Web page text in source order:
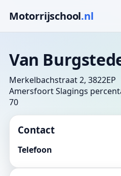
Motorrijschool.nl
Van
Merkelbachstraat 2, 3822EP
AmersfoortSlagings
70
Contact
Telefoon